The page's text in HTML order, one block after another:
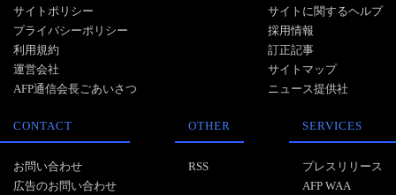
サイトポリシー
プライバシーポリシー
利用規約
運営会社
AFP通信会長ごあいさつ
サイトに関するヘルプ
採用情報
訂正記事
サイトマップ
ニュース提供社
CONTACT
お問い合わせ
広告のお問い合わせ
OTHER
RSS
SERVICES
プレスリリース
AFP WAA